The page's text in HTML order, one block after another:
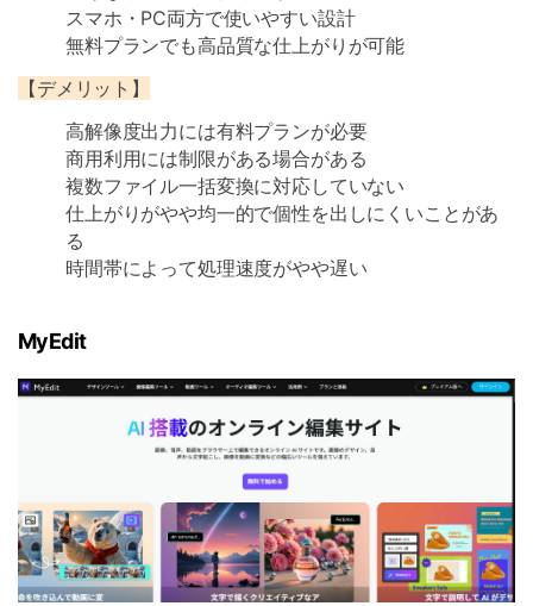
スマホ・PC両方で使いやすい設計
無料プランでも高品質な仕上がりが可能
【デメリット】
高解像度出力には有料プランが必要
商用利用には制限がある場合がある
複数ファイル一括変換に対応していない
仕上がりがやや均一的で個性を出しにくいことがあ
る
時間帯によって処理速度がやや遅い
MyEdit